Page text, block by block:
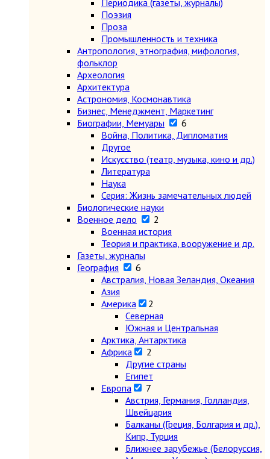
Периодика (газеты, журналы)
Поэзия
Проза
Промышленность и техника
Антропология, этнография, мифология,
фольклор
Археология
Архитектура
Астрономия, Космонавтика
Бизнес, Менеджмент, Маркетинг
Биографии, Мемуары
6
Война, Политика, Дипломатия
Другое
Искусство (театр, музыка, кино и др.)
Литература
Наука
Серия: Жизнь замечательных людей
Биологические науки
Военное дело
2
Военная история
Теория и практика, вооружение и др.
Газеты, журналы
География
6
Австралия, Новая Зеландия, Океания
Азия
Америка
2
Северная
Южная и Центральная
Арктика, Антарктика
Африка
2
Другие страны
Египет
Европа
7
Австрия, Германия, Голландия,
Швейцария
Балканы (Греция, Болгария и др.),
Кипр, Турция
Ближнее зарубежье (Белоруссия,